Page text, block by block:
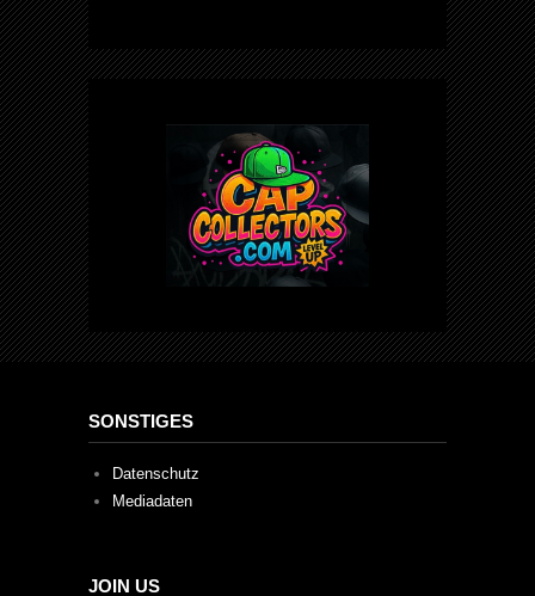
SONSTIGES
Datenschutz
Mediadaten
JOIN US